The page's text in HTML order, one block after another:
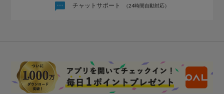
チャットサポート （24時間自動対応）